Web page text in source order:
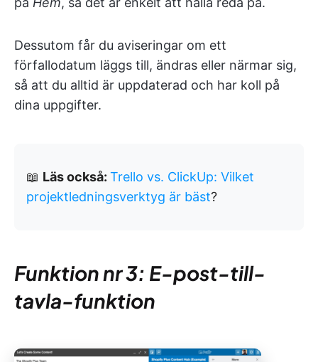
Dessutom får du aviseringar om ett
förfallodatum läggs till, ändras eller närmar sig,
så att du alltid är uppdaterad och har koll på
dina uppgifter.
📖 Läs också: Trello vs. ClickUp: Vilket
projektledningsverktyg är bäst?
Funktion nr 3: E-post-till-
tavla-funktion